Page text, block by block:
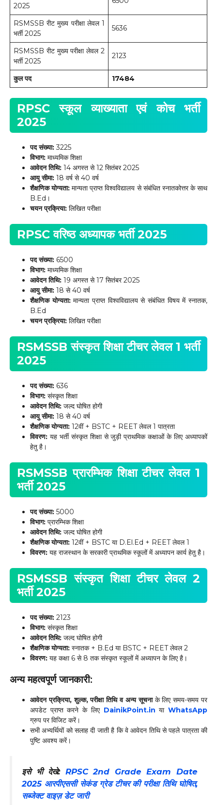
2025
RSMSSB रीट मुख्य परीक्षा लेवल 1
भर्ती 2025
5636
RSMSSB रीट मुख्य परीक्षा लेवल 2
भर्ती 2025
2123
कुल पद 17484
RPSC स्कूल व्याख्याता एवं कोच भर्ती
2025
पद संख्या:3225
विभाग: माध्यमिक शिक्षा
आवेदन तिथि: 14 अगस्त से 12 सितंबर 2025
आयु सीमा: 18 वर्ष से 40 वर्ष
शैक्षणिक योग्यता: मान्यता प्राप्त विश्वविद्यालय से संबंधित स्नातकोत्तर के साथ
B.Ed।
चयन प्रक्रिया: लिखित परीक्षा
RPSC वरिष्ठ अध्यापक भर्ती 2025
पद संख्या: 6500
विभाग: माध्यमिक शिक्षा
आवेदन तिथि: 19 अगस्त से 17 सितंबर 2025
आयु सीमा: 18 से 40 वर्ष
शैक्षणिक योग्यता:मान्यता प्राप्त विश्वविद्यालय से संबंधित विषय में स्नातक,
B.Ed
चयन प्रक्रिया: लिखित परीक्षा
RSMSSB संस्कृत शिक्षा टीचर लेवल 1 भर्ती
2025
पद संख्या: 636
विभाग: संस्कृत शिक्षा
आवेदन तिथि: जल्द घोषित होगी
आयु सीमा: 18 से 40 वर्ष
शैक्षणिक योग्यता: 12वीं + BSTC + REET लेवल 1 पात्रता
विवरण: यह भर्ती संस्कृत शिक्षा से जुड़ी प्राथमिक कक्षाओं के लिए अध्यापकों
हेतु है।
RSMSSB प्रारम्भिक शिक्षा टीचर लेवल 1
भर्ती 2025
पद संख्या: 5000
विभाग: प्रारम्भिक शिक्षा
आवेदन तिथि: जल्द घोषित होगी
शैक्षणिक योग्यता: 12वीं + BSTC या D.El.Ed + REET लेवल 1
विवरण: यह राजस्थान के सरकारी प्राथमिक स्कूलों में अध्यापन कार्य हेतु है।
RSMSSB संस्कृत शिक्षा टीचर लेवल 2
भर्ती 2025
पद संख्या: 2123
विभाग: संस्कृत शिक्षा
आवेदन तिथि: जल्द घोषित होगी
शैक्षणिक योग्यता: स्नातक + B.Ed या BSTC + REET लेवल 2
विवरण: यह कक्षा 6 से 8 तक संस्कृत स्कूलों में अध्यापन के लिए है।
अन्य महत्वपूर्ण जानकारी:
आवेदन प्रक्रिया, शुल्क, परीक्षा तिथि व अन्य सूचनाके लिए समय-समय पर
अपडेट प्राप्त करने के लिए DainikPoint.in याWhatsApp
ग्रुप पर विजिट करें।
सभी अभ्यर्थियों को सलाह दी जाती है कि वे आवेदन तिथि से पहले पात्रता की
पुष्टि अवश्य करें।
इसे भी देखे: RPSC 2nd Grade Exam Date
2025 आरपीएससी सेकंड ग्रेड टीचर की परीक्षा तिथि घोषित,
सब्जेक्ट वाइज़ डेट जारी